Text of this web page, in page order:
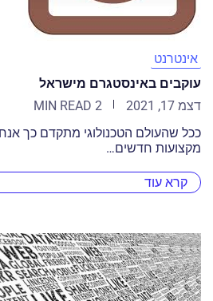
אינטרנט
עוקבים באינסטגרם מישראל
דצמ 17, 2021
2 MIN READ
ככל שהעולם הטכנולוגי מתקדם כך
מקצועות חדשים…
קרא עוד